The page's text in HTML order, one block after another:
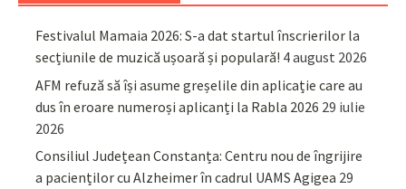
Festivalul Mamaia 2026: S-a dat startul înscrierilor la
secțiunile de muzică ușoară și populară! 4 august 2026
AFM refuză să își asume greșelile din aplicație care au
dus în eroare numeroși aplicanți la Rabla 2026 29 iulie
2026
Consiliul Județean Constanța: Centru nou de îngrijire
a pacienților cu Alzheimer în cadrul UAMS Agigea 29